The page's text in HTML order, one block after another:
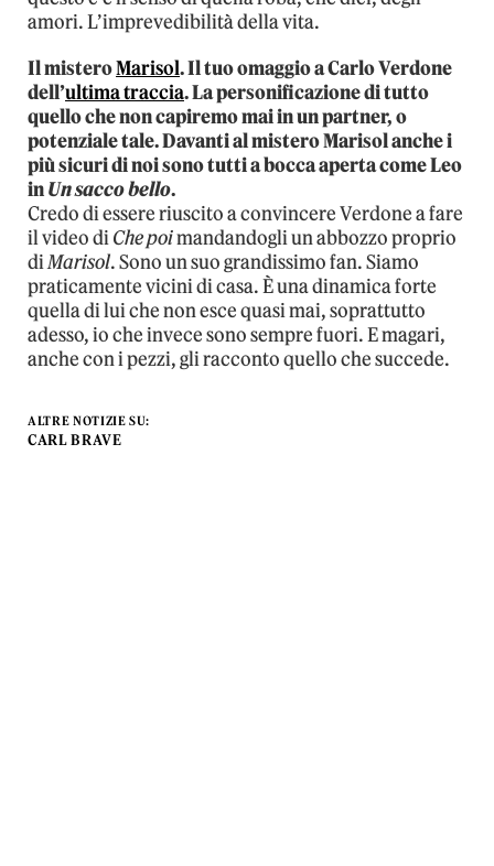
amori. L’imprevedibilità della vita.
Il misteroMarisol. Il tuo omaggio a Carlo Verdone
dell’ultima traccia. La personificazione di tutto
quello che non capiremo mai in un partner, o
potenziale tale. Davanti al mistero Marisol anche i
più sicuri di noi sono tutti a bocca aperta come Leo
inUn sacco bello.
Credo di essere riuscito a convincere Verdone a fare
il video diChe poimandandogli un abbozzo proprio
diMarisol. Sono un suo grandissimo fan. Siamo
praticamente vicini di casa. È una dinamica forte
quella di lui che non esce quasi mai, soprattutto
adesso, io che invece sono sempre fuori. E magari,
anche con i pezzi, gli racconto quello che succede.
ALTRE NOTIZIE SU:
CARL BRAVE